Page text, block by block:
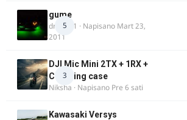
5
gume
dragan1 · Napisano Mart 23,
2011
3
DJI Mic Mini 2TX + 1RX +
Charging case
Niksha · Napisano Pre 6 sati
Kawasaki Versys